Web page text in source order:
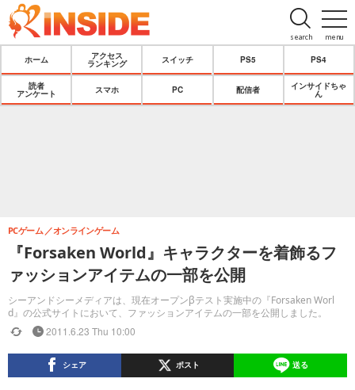
menu
search
ホーム
アクセス
ランキング
スイッチ PS5 PS4
読者
アンケート
スマホ PC 配信者
インサイドちゃ
ん
『Forsaken World』キャラクターを着飾るフ
ァッションアイテムの一部を公開
シーアンドシーメディアは、現在オープンβテスト実施中の『Forsaken Worl
d』の公式サイトにおいて、ファッションアイテムの一部を公開しました。
PCゲーム オンラインゲーム
2011.6.23 Thu 10:00
シェア ポスト 送る